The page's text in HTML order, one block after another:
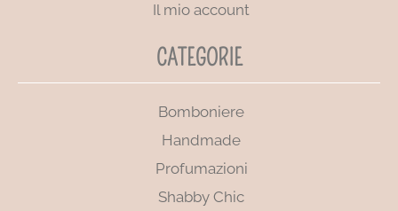
Il mio account
CATEGORIE
Bomboniere
Handmade
Profumazioni
Shabby Chic